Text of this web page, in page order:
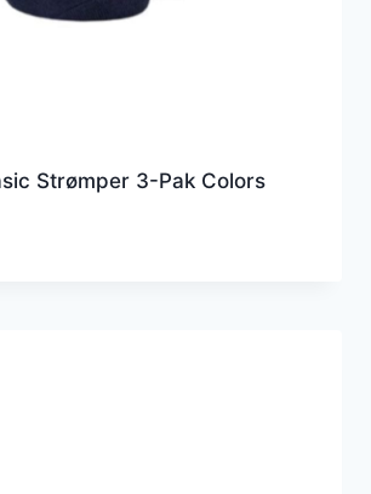
Strømper 3-Pak Colors